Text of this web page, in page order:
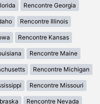
Rencontre Georgia
Rencontre Illinois
Rencontre Kansas
Rencontre Maine
Rencontre Michigan
Rencontre Missouri
Rencontre Nevada